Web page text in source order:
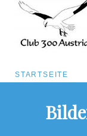
STARTSEITE